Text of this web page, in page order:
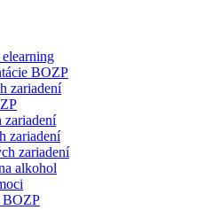
BOZP
zariadení
zariadení
zariadení
zariadení
alkohol
BOZP